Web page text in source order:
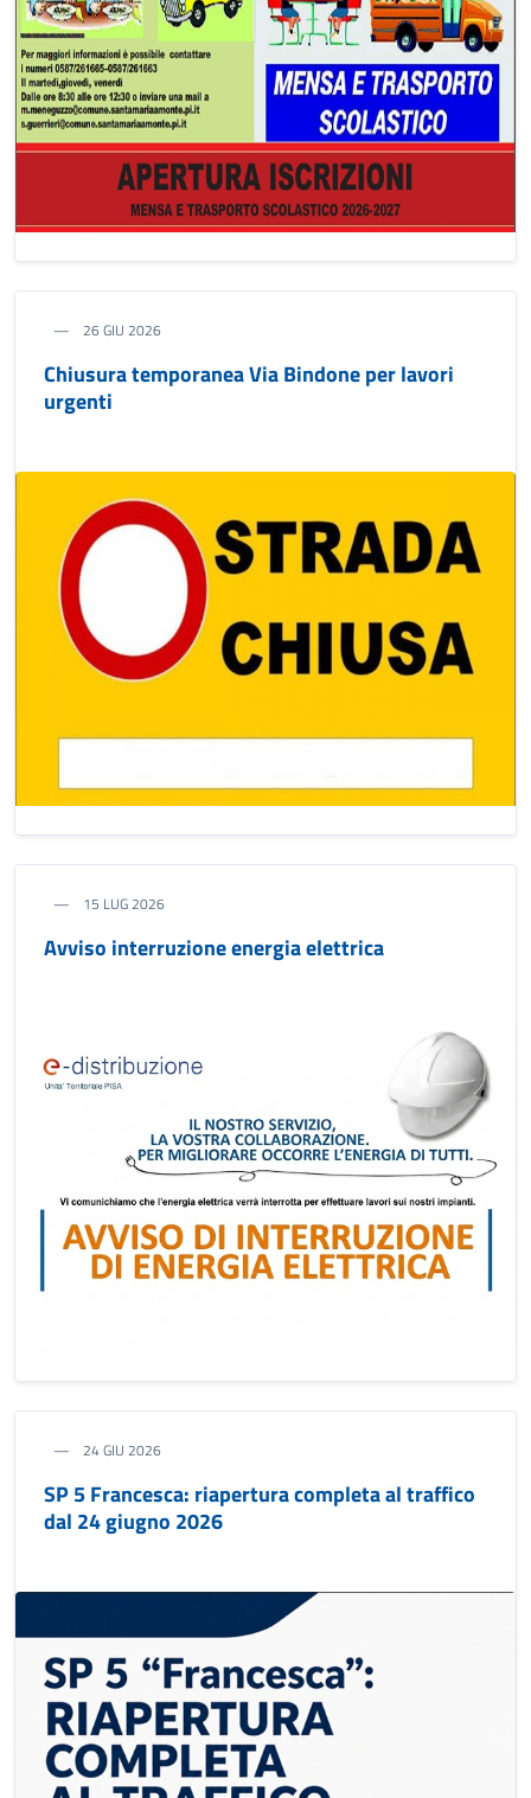
26 GIU 2026
Chiusura temporanea Via Bindone per lavori
urgenti
15 LUG 2026
Avviso interruzione energia elettrica
24 GIU 2026
SP 5 Francesca: riapertura completa al traffico
dal 24 giugno 2026